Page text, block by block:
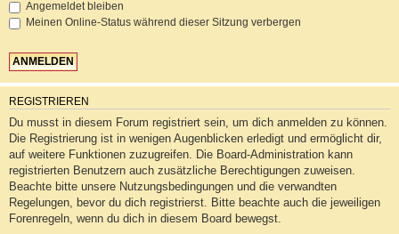
Angemeldet bleiben
Meinen Online-Status während dieser Sitzung verbergen
REGISTRIEREN
Du musst in diesem Forum registriert sein, um dich anmelden zu können.
Die Registrierung ist in wenigen Augenblicken erledigt und ermöglicht dir,
auf weitere Funktionen zuzugreifen. Die Board-Administration kann
registrierten Benutzern auch zusätzliche Berechtigungen zuweisen.
Beachte bitte unsere Nutzungsbedingungen und die verwandten
Regelungen, bevor du dich registrierst. Bitte beachte auch die jeweiligen
Forenregeln, wenn du dich in diesem Board bewegst.